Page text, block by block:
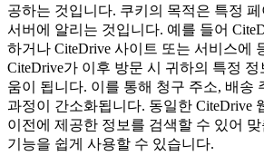
공하는 것입니다. 쿠키의 목적은 특정
서버에 알리는 것입니다. 예를 들어
하거나 CiteDrive 사이트 또는 서비스에
CiteDrive가 이후 방문 시 귀하의 특정
움이 됩니다. 이를 통해 청구 주소, 배송
과정이 간소화됩니다. 동일한 CiteDrive
이전에 제공한 정보를 검색할 수 있어
기능을 쉽게 사용할 수 있습니다.